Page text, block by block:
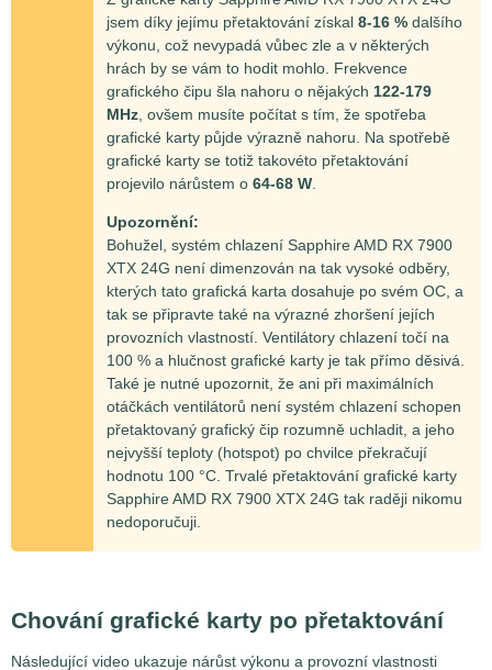
jsem díky jejímu přetaktování získal 8-16 % dalšího
výkonu, což nevypadá vůbec zle a v některých
hrách by se vám to hodit mohlo. Frekvence
grafického čipu šla nahoru o nějakých 122-179
MHz, ovšem musíte počítat s tím, že spotřeba
grafické karty půjde výrazně nahoru. Na spotřebě
grafické karty se totiž takovéto přetaktování
projevilo nárůstem o 64-68 W.
Upozornění:
Bohužel, systém chlazení Sapphire AMD RX 7900
XTX 24G není dimenzován na tak vysoké odběry,
kterých tato grafická karta dosahuje po svém OC, a
tak se připravte také na výrazné zhoršení jejích
provozních vlastností. Ventilátory chlazení točí na
100 % a hlučnost grafické karty je tak přímo děsivá.
Také je nutné upozornit, že ani při maximálních
otáčkách ventilátorů není systém chlazení schopen
přetaktovaný grafický čip rozumně uchladit, a jeho
nejvyšší teploty (hotspot) po chvilce překračují
hodnotu 100 °C. Trvalé přetaktování grafické karty
Sapphire AMD RX 7900 XTX 24G tak raději nikomu
nedoporučuji.
Chování grafické karty po přetaktování
Následující video ukazuje nárůst výkonu a provozní vlastnosti